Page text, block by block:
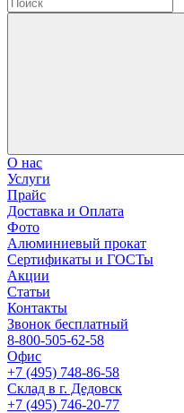
О нас
Услуги
Прайс
Доставка и Оплата
Фото
Алюминиевый прокат
Сертификаты и ГОСТы
Акции
Статьи
Контакты
Звонок бесплатный
8-800-505-62-58
Офис
+7 (495) 748-86-58
Склад в г. Дедовск
+7 (495) 746-20-77